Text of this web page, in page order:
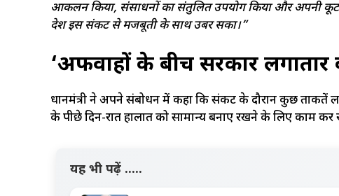
आकलन किया, संसाधनों का संतुलित उपयोग किया और अपनी
देश इस संकट से मजबूती के साथ उबर सका।”
‘अफवाहों के बीच सरकार लगातार
प्रधानमंत्री ने अपने संबोधन में कहा कि संकट के दौरान कुछ
के पीछे दिन-रात हालात को सामान्य बनाए रखने के लिए काम कर
यह भी पढ़ें .....